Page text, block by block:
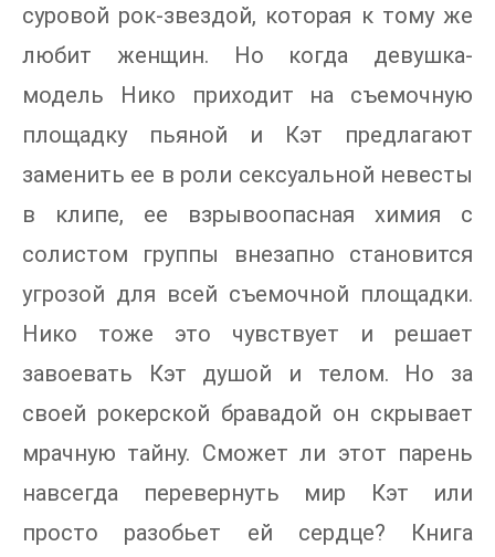
суровой рок-звездой, которая к тому же
любит женщин. Но когда девушка-
модель Нико приходит на съемочную
площадку пьяной и Кэт предлагают
заменить ее в роли сексуальной невесты
в клипе, ее взрывоопасная химия с
солистом группы внезапно становится
угрозой для всей съемочной площадки.
Нико тоже это чувствует и решает
завоевать Кэт душой и телом. Но за
своей рокерской бравадой он скрывает
мрачную тайну. Сможет ли этот парень
навсегда перевернуть мир Кэт или
просто разобьет ей сердце? Книга